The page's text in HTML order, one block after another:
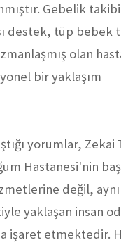
Gebelik
destek, tüp bebek
olan
bir yaklaşım
yorumlar, Zekai
Hastanesi'nin
değil,
yaklaşan insan
işaret etmektedir.